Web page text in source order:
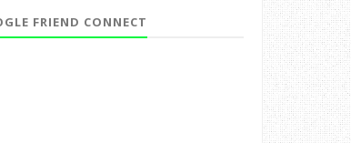
FRIEND CONNECT